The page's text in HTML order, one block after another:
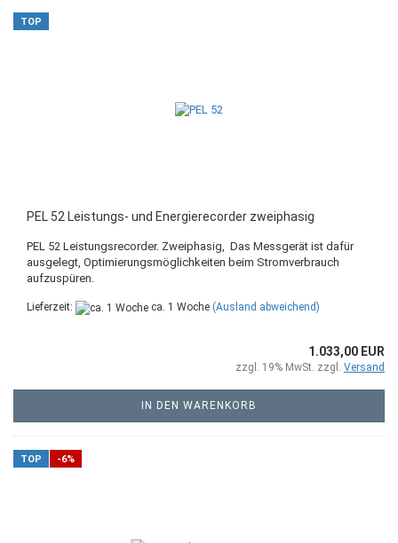
TOP
PEL 52 Leistungs- und Energierecorder zweiphasig
PEL 52 Leistungsrecorder. Zweiphasig, Das Messgerät ist dafür
ausgelegt, Optimierungsmöglichkeiten beim Stromverbrauch
aufzuspüren.
Lieferzeit: ca. 1 Woche (Ausland abweichend)
1.033,00 EUR
zzgl. 19% MwSt. zzgl. Versand
IN DEN WARENKORB
TOP -6%